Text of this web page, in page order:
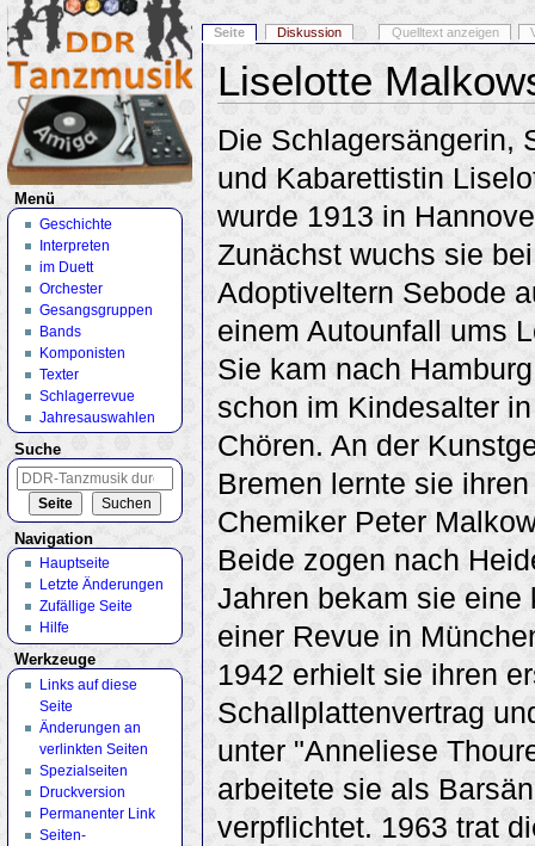
Liselotte
Die Schlagersängerin,
und Kabarettistin
wurde 1913 in
Zunächst wuchs sie
Adoptiveltern Sebode
einem Autounfall ums
Sie kam nach
schon im Kindesalter
Chören. An der
Bremen lernte sie
Chemiker Peter
Beide zogen nach
Jahren bekam sie eine
einer Revue in
1942 erhielt sie ihren
Schallplattenvertrag
unter "Anneliese
arbeitete sie als
verpflichtet. 1963 trat
Seite Diskussion Quelltext anzeigen
Menü
Geschichte
Interpreten
im Duett
Orchester
Gesangsgruppen
Bands
Komponisten
Texter
Schlagerrevue
Jahresauswahlen
Suche
Navigation
Hauptseite
Letzte Änderungen
Zufällige Seite
Hilfe
Werkzeuge
Links auf diese
Seite
Änderungen an
verlinkten Seiten
Spezialseiten
Druckversion
Permanenter Link
Seiten­